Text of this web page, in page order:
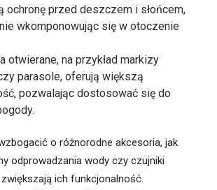
ochronę przed deszczem i słońcem,
wkomponowując się w otoczenie
otwierane, na przykład markizy
parasole, oferują większą
pozwalając dostosować się do
o różnorodne akcesoria, jak
odprowadzania wody czy czujniki
ich funkcjonalność.